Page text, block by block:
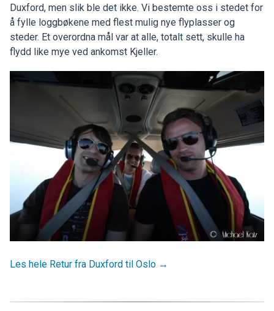
Duxford, men slik ble det ikke. Vi bestemte oss i stedet for
å fylle loggbøkene med flest mulig nye flyplasser og
steder. Et overordna mål var at alle, totalt sett, skulle ha
flydd like mye ved ankomst Kjeller.
Les hele Retur fra Duxford til Oslo →